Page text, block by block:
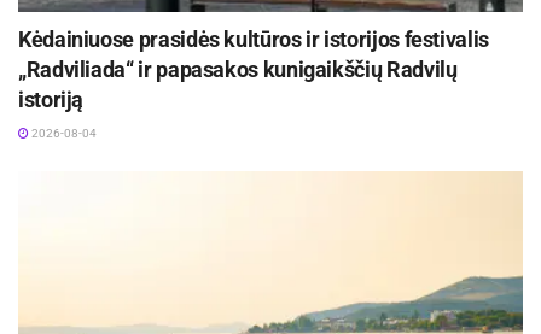
Kėdainiuose prasidės kultūros ir istorijos festivalis
„Radviliada“ ir papasakos kunigaikščių Radvilų
istoriją
2026-08-04